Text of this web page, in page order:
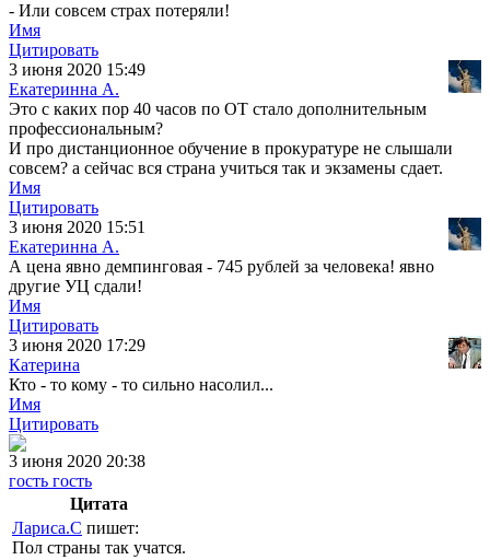
- Или совсем страх потеряли!
Имя
Цитировать
3 июня 2020 15:49
Екатеринна А.
Это с каких пор 40 часов по ОТ стало дополнительным
профессиональным?
И про дистанционное обучение в прокуратуре не слышали
совсем? а сейчас вся страна учиться так и экзамены сдает.
Имя
Цитировать
3 июня 2020 15:51
Екатеринна А.
А цена явно демпинговая - 745 рублей за человека! явно
другие УЦ сдали!
Имя
Цитировать
3 июня 2020 17:29
Катерина
Кто - то кому - то сильно насолил...
Имя
Цитировать
3 июня 2020 20:38
гость гость
Цитата
Лариса.С пишет:
Пол страны так учатся.